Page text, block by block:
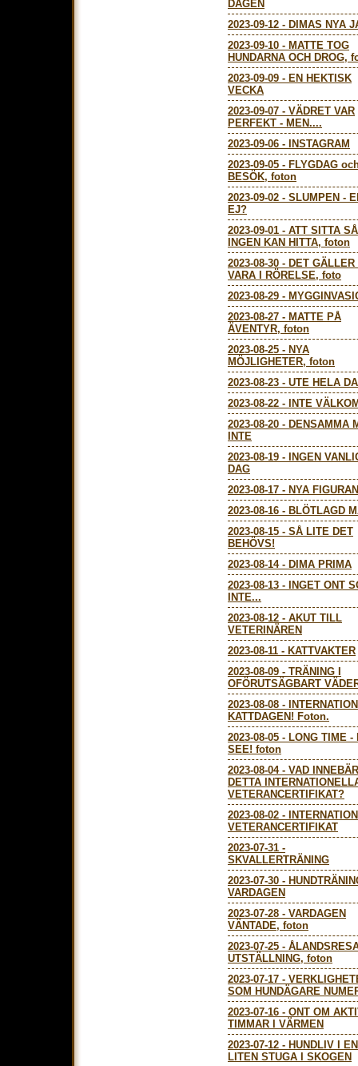
DAGEN
2023-09-12 - DIMAS NYA
2023-09-10 - MATTE TOG
HUNDARNA OCH DROG,
2023-09-09 - EN HEKTISK
VECKA
2023-09-07 - VÄDRET VAR
PERFEKT - MEN....
2023-09-06 -
INSTAGRAM
2023-09-05 - FLYGDAG
BESÖK, foton
2023-09-02 - SLUMPEN -
EJ?
2023-09-01 - ATT SITTA
INGEN KAN HITTA, foton
2023-08-30 - DET GÄLLER
VARA I RÖRELSE, foto
2023-08-29 -
2023-08-27 - MATTE PÅ
ÄVENTYR, foton
2023-08-25 - NYA
MÖJLIGHETER, foton
2023-08-23 - UTE HELA
2023-08-22 -
INTE
2023-08-20 - DENSAMMA
INTE
2023-08-19 -
INGEN
DAG
2023-08-17 - NYA
2023-08-16 - BLÖTLAGD
2023-08-15 - SÅ LITE DET
BEHÖVS!
2023-08-14- DIMA PRIMA
2023-08-13 -
INGET ONT
INTE...
2023-08-12 - AKUT TILL
VETERINÄREN
2023-08-11 - KATTVAKTER
2023-08-09 - TRÄNING I
OFÖRUTSÄGBART
2023-08-08 -
KATTDAGEN! Foton.
2023-08-05 - LONG TIME -
SEE! foton
2023-08-04- VAD INNEBÄR
DETTA
VETERANCERTIFIKAT?
2023-08-02 -
VETERANCERTIFIKAT
2023-07-31 -
SKVALLERTRÄNING
2023-07-30 -
VARDAGEN
2023-07-28 - VARDAGEN
VÄNTADE, foton
2023-07-25 -
UTSTÄLLNING, foton
2023-07-17 -
SOM HUNDÄGARE
2023-07-16 - ONT OM
TIMMAR I VÄRMEN
2023-07-12 - HUNDLIV I EN
LITEN STUGA I SKOGEN